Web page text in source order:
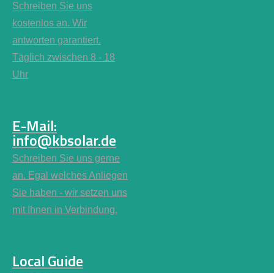
Schreiben Sie uns
kostenlos an. Wir
antworten garantiert.
Täglich zwischen 8 - 18
Uhr
E-Mail:
info@kbsolar.de
Schreiben Sie uns gerne
an. Egal welches Anliegen
Sie haben - wir setzen uns
mit Ihnen in Verbindung.
Local Guide